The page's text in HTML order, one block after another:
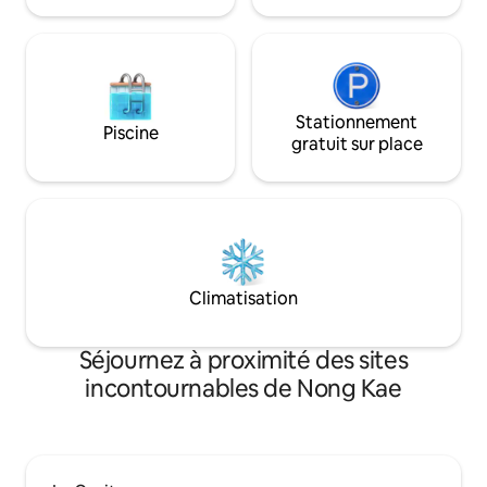
famille, les amis et les couples.
exceptionnel.
Piscine
Stationnement
gratuit sur place
Climatisation
Séjournez à proximité des sites
incontournables de Nong Kae